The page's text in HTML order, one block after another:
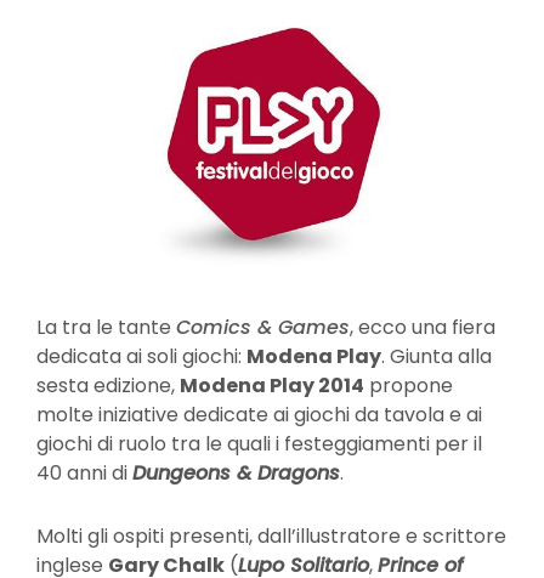
La tra le tante Comics & Games, ecco una fiera
dedicata ai soli giochi: Modena Play. Giunta alla
sesta edizione, Modena Play 2014 propone
molte iniziative dedicate ai giochi da tavola e ai
giochi di ruolo tra le quali i festeggiamenti per il
40 anni diDungeons & Dragons.
Molti gli ospiti presenti, dall’illustratore e scrittore
inglese Gary Chalk (Lupo Solitario,Prince of